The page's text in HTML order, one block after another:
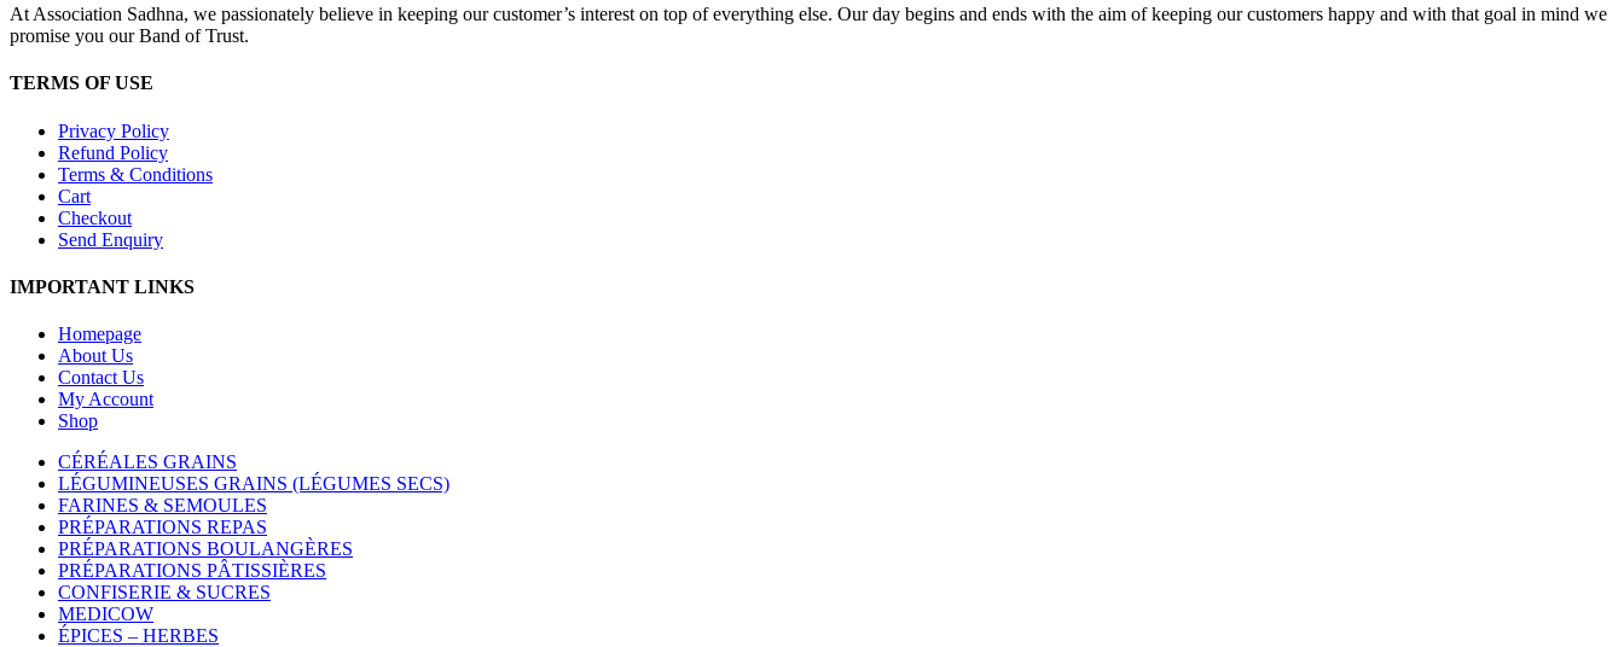
At Association Sadhna, we passionately believe in keeping our customer’s interest on top of everything else. Our day begins and ends with the aim of keeping our customers happy and with that goal in mind we
promise you our Band of Trust.
TERMS OF USE
Privacy Policy
Refund Policy
Terms & Conditions
Cart
Checkout
Send Enquiry
IMPORTANT LINKS
Homepage
About Us
Contact Us
My Account
Shop
CÉRÉALES GRAINS
LÉGUMINEUSES GRAINS (LÉGUMES SECS)
FARINES & SEMOULES
PRÉPARATIONS REPAS
PRÉPARATIONS BOULANGÈRES
PRÉPARATIONS PÂTISSIÈRES
CONFISERIE & SUCRES
MEDICOW
ÉPICES – HERBES